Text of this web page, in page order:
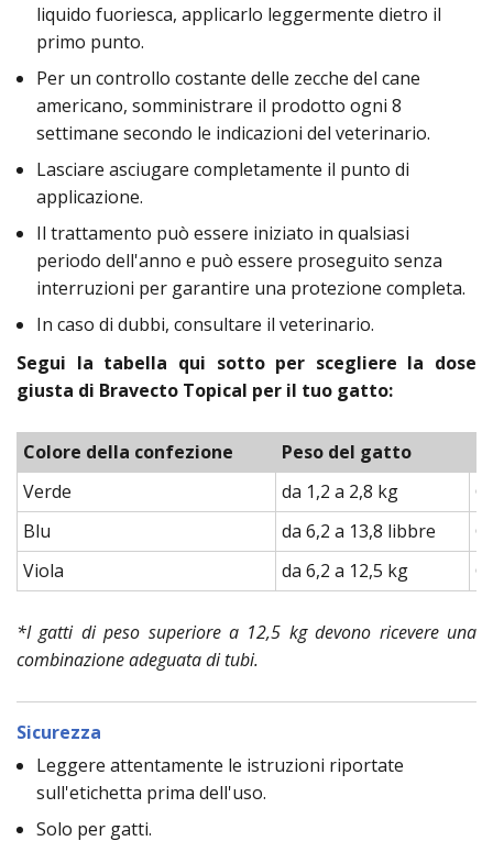
liquido fuoriesca, applicarlo leggermente dietro il
primo punto.
Per un controllo costante delle zecche del cane
americano, somministrare il prodotto ogni 8
settimane secondo le indicazioni del veterinario.
Lasciare asciugare completamente il punto di
applicazione.
Il trattamento può essere iniziato in qualsiasi
periodo dell'anno e può essere proseguito senza
interruzioni per garantire una protezione completa.
In caso di dubbi, consultare il veterinario.
Segui la tabella qui sotto per scegliere la dose
giusta di Bravecto Topical per il tuo gatto:
Colore della confezione Peso del gatto
Verde
da 1,2 a 2,8 kg
Blu
da 6,2 a 13,8 libbre
Viola
da 6,2 a 12,5 kg
*I gatti di peso superiore a 12,5 kg devono ricevere una
combinazione adeguata di tubi.
Sicurezza
Leggere attentamente le istruzioni riportate
sull'etichetta prima dell'uso.
Solo per gatti.